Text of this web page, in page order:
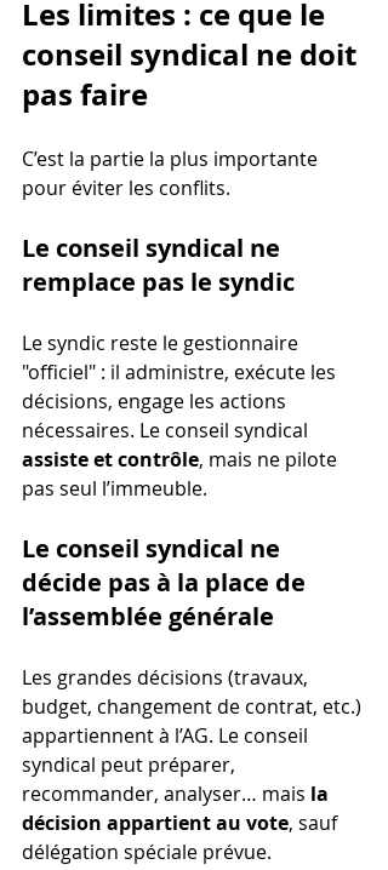
Les limites : ce que le
conseil syndical ne doit
pas faire
C’est la partie la plus importante
pour éviter les conflits.
Le conseil syndical ne
remplace pas le syndic
Le syndic reste le gestionnaire
"officiel" : il administre, exécute les
décisions, engage les actions
nécessaires. Le conseil syndical
assiste et contrôle, mais ne pilote
pas seul l’immeuble.
Le conseil syndical ne
décide pas à la place de
l’assemblée générale
Les grandes décisions (travaux,
budget, changement de contrat, etc.)
appartiennent à l’AG. Le conseil
syndical peut préparer,
recommander, analyser… mais la
décision appartient au vote, sauf
délégation spéciale prévue.